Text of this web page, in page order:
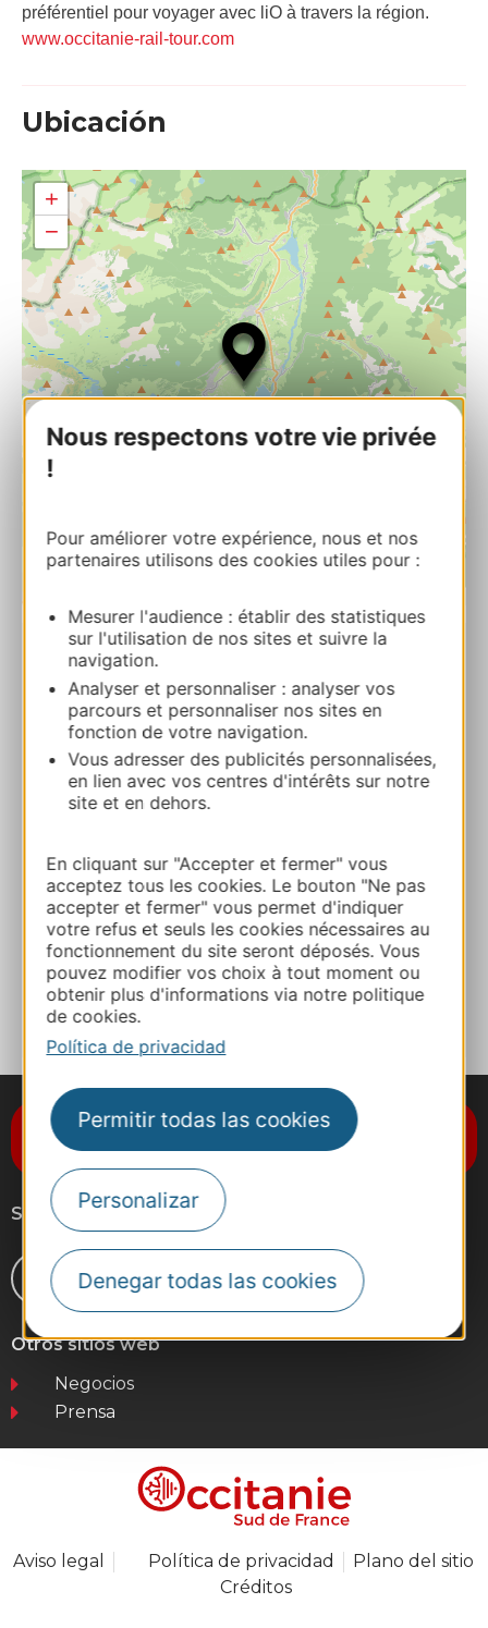
Nous respectons votre vie privée
!
Pour améliorer votre expérience, nous et nos
partenaires utilisons des cookies utiles pour :
Mesurer l'audience : établir des statistiques
sur l'utilisation de nos sites et suivre la
navigation.
Analyser et personnaliser : analyser vos
parcours et personnaliser nos sites en
fonction de votre navigation.
Vous adresser des publicités personnalisées,
en lien avec vos centres d'intérêts sur notre
site et en dehors.
En cliquant sur "Accepter et fermer" vous
acceptez tous les cookies. Le bouton "Ne pas
accepter et fermer" vous permet d'indiquer
votre refus et seuls les cookies nécessaires au
fonctionnement du site seront déposés. Vous
pouvez modifier vos choix à tout moment ou
obtenir plus d'informations via notre politique
de cookies.
Política de privacidad
Permitir todas las cookies
Personalizar
Denegar todas las cookies
préférentiel pour voyager avec liO à travers la région.
www.occitanie-rail-tour.com
Ubicación
+
−
CAMPING CAR PARK LAC DE
MATEMALE
Route du Lac 66210 MATEMALE
Ruta y acceso
+33 4 68 04 49 86
A MIS FAVORITOS
Suscríbase al boletín de noticias
Destination Occitanie
Síganos
Otros sitios web
Negocios
Prensa
Aviso legal Política de privacidad
Plano del sitio
Créditos